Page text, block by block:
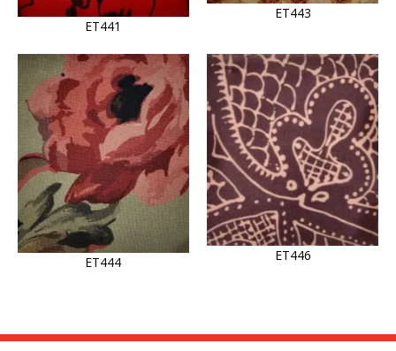
ET441
ET443
ET444 ET446